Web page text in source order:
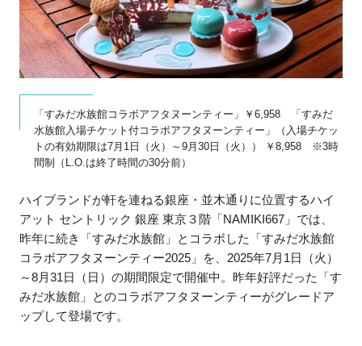
「すみだ水族館コラボアフタヌーンティー」￥6,958 「すみだ
水族館入場チケット付コラボアフタヌーンティー」（入場チケッ
トの有効期限は7月1日（火）～9月30日（火）） ￥8,958 ※3時
間制（L.O.は終了時間の30分前）
ハイブランドが軒を連ねる銀座・並木通りに位置するハイ
アット セントリック 銀座 東京３階「NAMIKI667」では、
昨年に続き「すみだ水族館」とコラボした「すみだ水族館
コラボアフタヌーンティー2025」を、2025年7月1日（火）
～8月31日（日）の期間限定で開催中。昨年好評だった「す
みだ水族館」とのコラボアフタヌーンティーがグレードア
ップして登場です。